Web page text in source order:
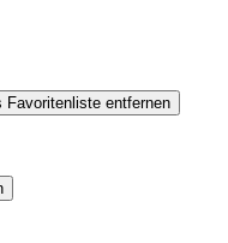
Favoritenliste entfernen